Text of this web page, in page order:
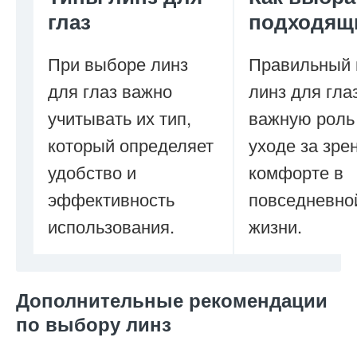
глаз
При выборе линз
для глаз важно
учитывать их тип,
который определяет
удобство и
эффективность
использования.
Правильный
линз для
важную
уходе за
комфорте в
жизни.
Дополнительные рекомендации
по выбору линз